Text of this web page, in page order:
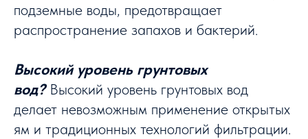
подземные воды, предотвращает
распространение запахов и бактерий.
Высокий уровень грунтовых
вод?Высокий уровень грунтовых вод
делает невозможным применение открытых
ям и традиционных технологий фильтрации.